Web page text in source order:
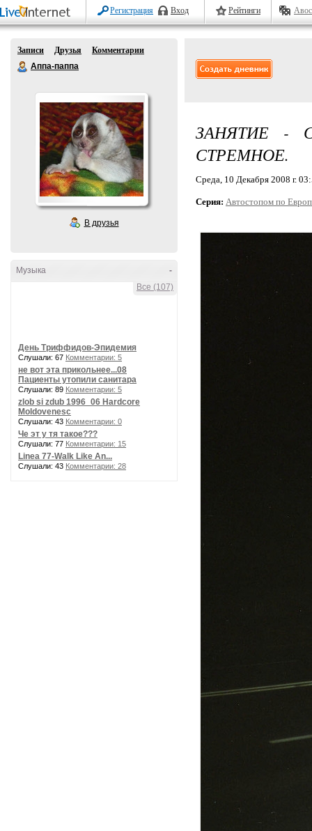
Регистрация Вход Рейтинги
Записи Друзья
Комментарии
Аппа-паппа
В друзья
-
Музыка
Все (107)
День Триффидов-Эпидемия
Слушали: 67 Комментарии: 5
не вот эта прикольнее...08
Пациенты утопили санитара
Слушали: 89 Комментарии: 5
zlob si zdub 1996_06 Hardcore
Moldovenesc
Слушали: 43 Комментарии: 0
Че эт у тя такое???
Слушали: 77 Комментарии: 15
Linea 77-Walk Like An...
Слушали: 43 Комментарии: 28
ЗАНЯТИЕ -
СТРЕМНОЕ.
Среда, 10 Декабря 2008 г.
Серия: Автостопом по